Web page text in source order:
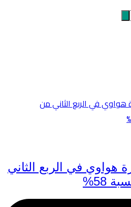
هواوي في الربع الثاني
58%